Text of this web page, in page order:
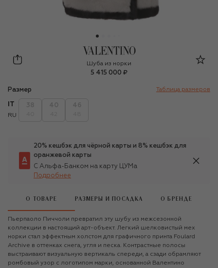
Valentino
Шуба из норки
5 415 000 ₽
Размер Таблица размеров
RU
20% кешбэк для чёрной карты и 8% кешбэк для
оранжевой карты
С Альфа-Банком на карту ЦУМа
Подробнее
О ТОВАРЕ РАЗМЕРЫ И ПОСАДКА О БРЕНДЕ
Пьерпаоло Пиччоли превратил эту шубу из межсезонной
коллекции в настоящий арт-объект. Легкий шелковистый мех
норки стал эффектным холстом для графичного принта Foulard
Archive в оттенках снега, угля и песка. Контрастные полосы
выстраивают визуальную вертикаль спереди, а сзади обрамляют
ромбовый узор с логотипом марки, основанной Валентино